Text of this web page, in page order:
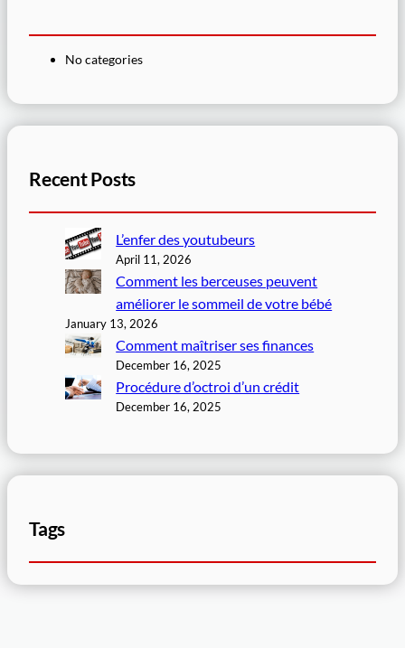
No categories
Recent Posts
L’enfer des youtubeurs
April 11, 2026
Comment les berceuses peuvent
améliorer le sommeil de votre bébé
January 13, 2026
Comment maîtriser ses finances
December 16, 2025
Procédure d’octroi d’un crédit
December 16, 2025
Tags